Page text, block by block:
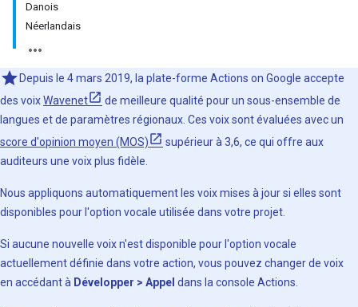
Danois
Néerlandais
Depuis le 4 mars 2019, la plate-forme Actions on Google accepte
des voixWavenet
de meilleure qualité pour un sous-ensemble de
langues et de paramètres régionaux. Ces voix sont évaluées avec un
score d'opinion moyen (MOS)
supérieur à 3,6, ce qui offre aux
auditeurs une voix plus fidèle.
Nous appliquons automatiquement les voix mises à jour si elles sont
disponibles pour l'option vocale utilisée dans votre projet.
Si aucune nouvelle voix n'est disponible pour l'option vocale
actuellement définie dans votre action, vous pouvez changer de voix
en accédant à Développer > Appel dans la console Actions.